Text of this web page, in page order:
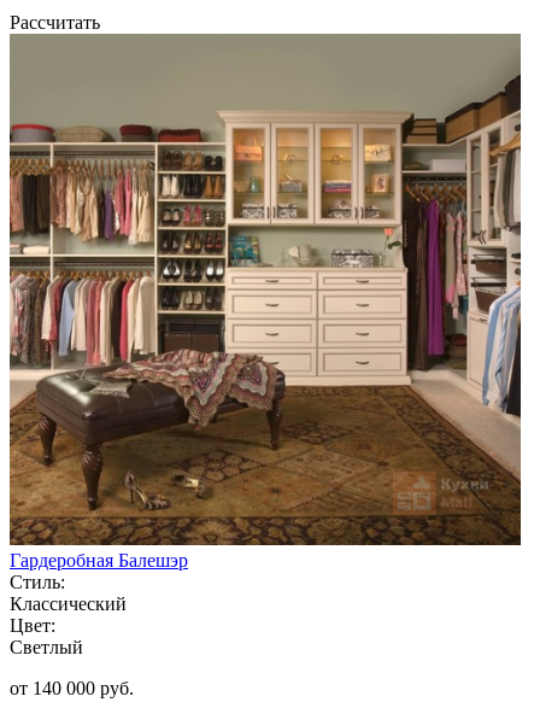
Рассчитать
Гардеробная Балешэр
Стиль:
Классический
Цвет:
Светлый
от 140 000 руб.